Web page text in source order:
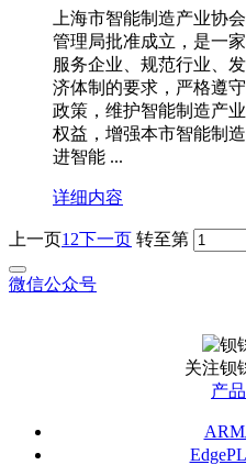
上海市智能制造产业协
管理局批准成立，是一
服务企业、规范行业、
济体制的要求，严格遵
政策，维护智能制造产
权益，增强本市智能制
进智能 ...
详细内容
上一页1 2下一页 转至第
微信公众号
关注钡
产